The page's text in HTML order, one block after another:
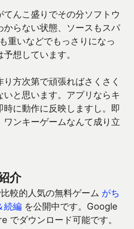
んこ盛りでその分ソフトウ
からない状態、ソースもスパ
重いなどでもっさりになっ
想しています。
り方次第で頑張ればさくさく
いと思います。アプリならキ
時に動作に反映しますし。即
ワンキーゲームなんて成り立
介
較的人気の無料ゲーム がち
続編 を公開中です。Google
でダウンロード可能です。